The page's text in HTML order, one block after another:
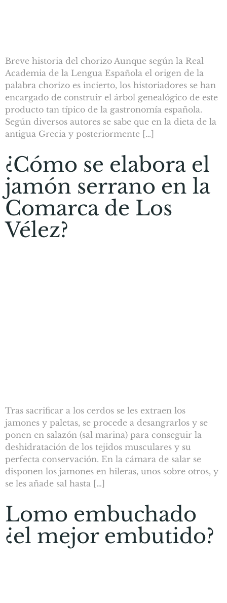
Breve historia del chorizo Aunque según la Real
Academia de la Lengua Española el origen de la
palabra chorizo es incierto, los historiadores se han
encargado de construir el árbol genealógico de este
producto tan típico de la gastronomía española.
Según diversos autores se sabe que en la dieta de la
antigua Grecia y posteriormente […]
¿Cómo se elabora el
jamón serrano en la
Comarca de Los
Vélez?
Tras sacrificar a los cerdos se les extraen los
jamones y paletas, se procede a desangrarlos y se
ponen en salazón (sal marina) para conseguir la
deshidratación de los tejidos musculares y su
perfecta conservación. En la cámara de salar se
disponen los jamones en hileras, unos sobre otros, y
se les añade sal hasta […]
Lomo embuchado
¿el mejor embutido?